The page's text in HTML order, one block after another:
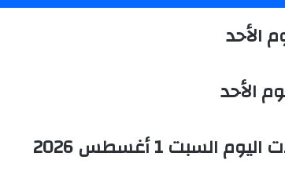
أم
اتحاد
العاصمة
الأحد
الأحد
1 أغسطس 2026